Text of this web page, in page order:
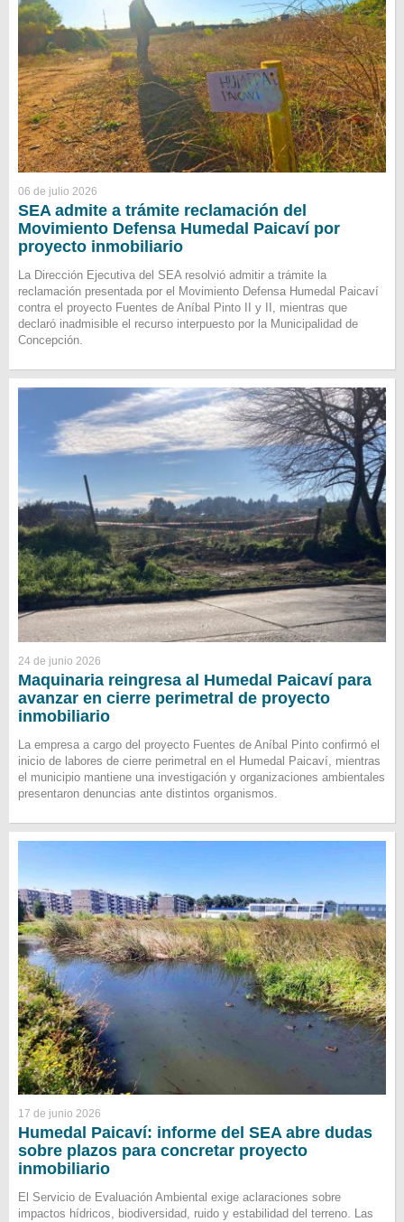
06 de julio 2026
SEA admite a trámite reclamación del
Movimiento Defensa Humedal Paicaví por
proyecto inmobiliario
La Dirección Ejecutiva del SEA resolvió admitir a trámite la
reclamación presentada por el Movimiento Defensa Humedal Paicaví
contra el proyecto Fuentes de Aníbal Pinto II y II, mientras que
declaró inadmisible el recurso interpuesto por la Municipalidad de
Concepción.
24 de junio 2026
Maquinaria reingresa al Humedal Paicaví para
avanzar en cierre perimetral de proyecto
inmobiliario
La empresa a cargo del proyecto Fuentes de Aníbal Pinto confirmó el
inicio de labores de cierre perimetral en el Humedal Paicaví, mientras
el municipio mantiene una investigación y organizaciones ambientales
presentaron denuncias ante distintos organismos.
17 de junio 2026
Humedal Paicaví: informe del SEA abre dudas
sobre plazos para concretar proyecto
inmobiliario
El Servicio de Evaluación Ambiental exige aclaraciones sobre
impactos hídricos, biodiversidad, ruido y estabilidad del terreno. Las